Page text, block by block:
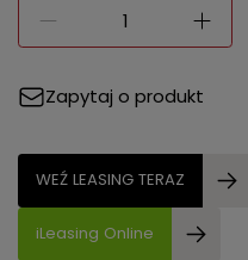
Zapytaj o produkt
WEŹ LEASING TERAZ
iLeasing Online